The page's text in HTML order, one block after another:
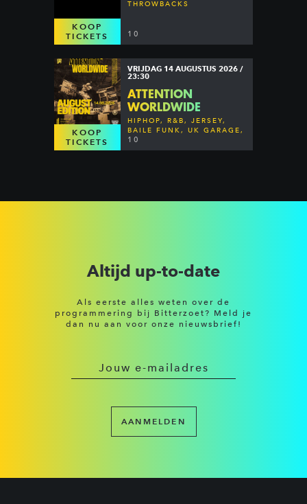
KOOP
TICKETS
THROWBACKS
10
KOOP
TICKETS
VRIJDAG 14 AUGUSTUS 2026 /
23:30
ATTENTION
WORLDWIDE
HIPHOP, R&B, JERSEY,
BAILE FUNK, UK GARAGE,
DANCEHALL & MORE
10
Altijd up-to-date
Als eerste alles weten over de
programmering bij Bitterzoet? Meld je
dan nu aan voor onze nieuwsbrief!
AANMELDEN